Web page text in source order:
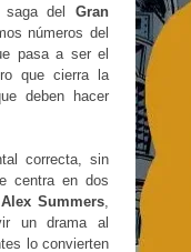
saga del Gran
números del
pasa a ser el
que cierra la
deben hacer
correcta, sin
centra en dos
Alex Summers,
un drama al
lo convierten